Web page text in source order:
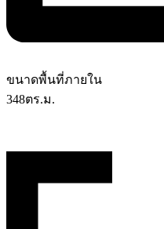
ขนาดพื้นที่ภายใน
348ตร.ม.